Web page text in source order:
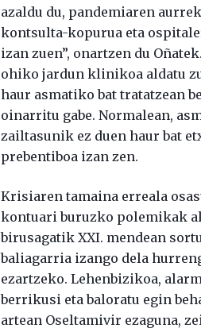
azaldu du, pandemiaren
kontsulta-kopurua eta
izan zuen”, onartzen du
ohiko jardun klinikoa aldatu
haur asmatiko bat tratatzean
oinarritu gabe. Normalean,
zailtasunik ez duen haur bat
prebentiboa izan zen.
Krisiaren tamaina erreala
kontuari buruzko polemikak
birusagatik XXI. mendean
baliagarria izango dela
ezartzeko. Lehenbizikoa,
berrikusi eta baloratu egin
artean Oseltamivir ezaguna,